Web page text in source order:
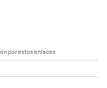
por estos enlaces